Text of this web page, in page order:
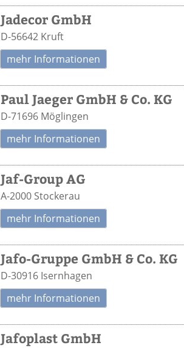
Jadecor GmbH
D-56642 Kruft
mehr Informationen
Paul Jaeger GmbH & Co. KG
D-71696 Möglingen
mehr Informationen
Jaf-Group AG
A-2000 Stockerau
mehr Informationen
Jafo-Gruppe GmbH & Co. KG
D-30916 Isernhagen
mehr Informationen
Jafoplast GmbH